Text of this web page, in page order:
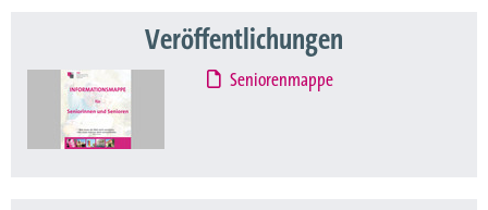
Veröffentlichungen
Seniorenmappe